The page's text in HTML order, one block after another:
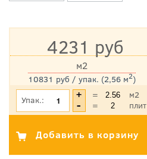
4231 руб
10831 руб / упак. (2,56 м2)
м2
*Цена указана с учетом НДС
Упак.: =
м2
=
плит